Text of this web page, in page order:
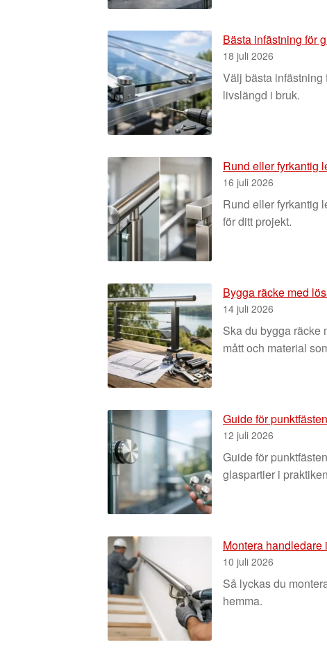
Bästa infästning för
18 juli 2026
Välj bästa infästning
livslängd i bruk.
Rund eller fyrkantig
16 juli 2026
Rund eller fyrkantig
för ditt projekt.
Bygga räcke med
14 juli 2026
Ska du bygga räcke
mått och material
Guide för
12 juli 2026
Guide för
glaspartier i
Montera handledare
10 juli 2026
Så lyckas du
hemma.